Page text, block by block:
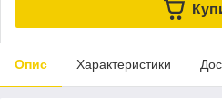
Опис Характеристики